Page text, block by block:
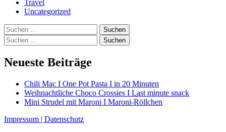
Travel
Uncategorized
Suchen
nach:
Suchen
nach:
Neueste Beiträge
Chili Mac I One Pot Pasta I in 20 Minuten
Weihnachtliche Choco Crossies I Last minute snack
Mini Strudel mit Maroni I Maroni-Röllchen
Impressum | Datenschutz